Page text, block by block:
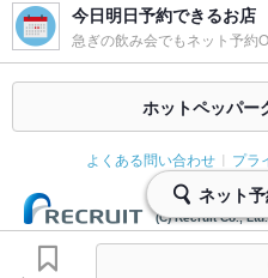
今日明日予約できるお店
急ぎの飲み会でもネット予約
ホットペッパー
よくある問い合わせ プラ
(C) Recruit Co., Ltd.
ネット